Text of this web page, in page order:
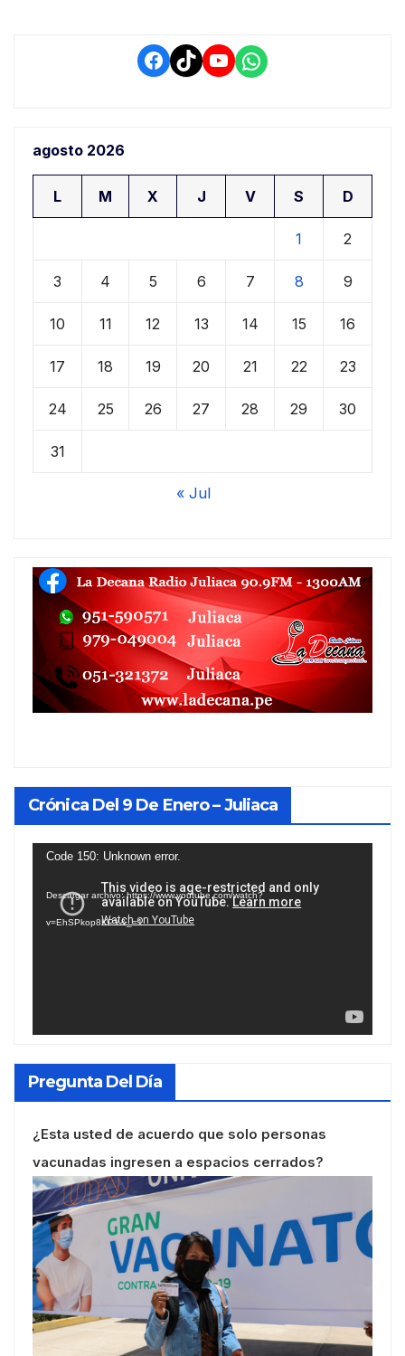
Facebook
TikTokYouTube
WhatsApp
agosto 2026
L M X J V S D
1 2
3 4 5 6 7 8 9
10 11 12 13 14 15 16
17 18 19 20 21 22 23
24 25 26 27 28 29 30
31
« Jul
Crónica Del 9 De Enero – Juliaca
Reproductor
vídeo
Code 150: Unknown error.
Descargar archivo: https://www.youtube.com/watch?
v=EhSPkop8KPY&_=1
Pregunta Del Día
¿Esta usted de acuerdo que solo personas
vacunadas ingresen a espacios cerrados?